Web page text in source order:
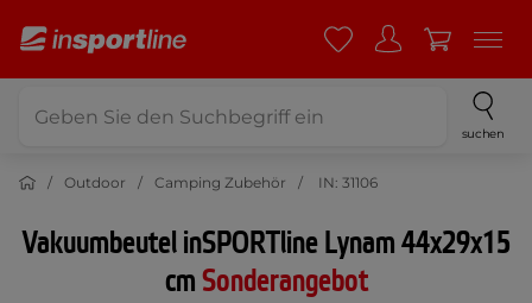
suchen
Outdoor Camping Zubehör IN: 31106
Vakuumbeutel inSPORTline Lynam 44x29x15
cmSonderangebot